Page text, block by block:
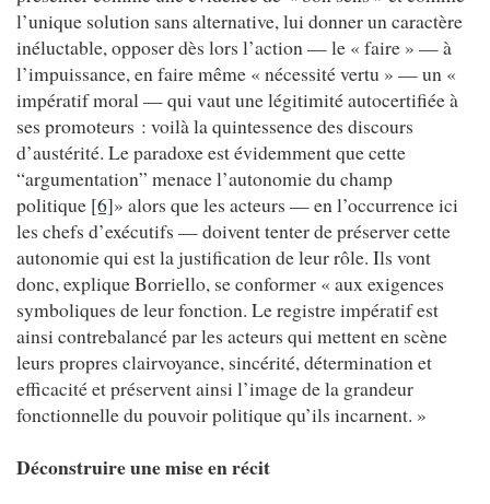
l’unique solution sans alternative, lui donner un caractère
inéluctable, opposer dès lors l’action — le « faire » — à
l’impuissance, en faire même « nécessité vertu » — un «
impératif moral — qui vaut une légitimité autocertifiée à
ses promoteurs : voilà la quintessence des discours
d’austérité. Le paradoxe est évidemment que cette
“argumentation” menace l’autonomie du champ
politique [6]» alors que les acteurs — en l’occurrence ici
les chefs d’exécutifs — doivent tenter de préserver cette
autonomie qui est la justification de leur rôle. Ils vont
donc, explique Borriello, se conformer « aux exigences
symboliques de leur fonction. Le registre impératif est
ainsi contrebalancé par les acteurs qui mettent en scène
leurs propres clairvoyance, sincérité, détermination et
efficacité et préservent ainsi l’image de la grandeur
fonctionnelle du pouvoir politique qu’ils incarnent. »
Déconstruire une mise en récit